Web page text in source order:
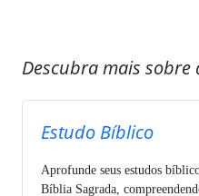
Descubra mais sobre
Estudo Bíblico
Aprofunde seus estudos
Bíblia Sagrada,